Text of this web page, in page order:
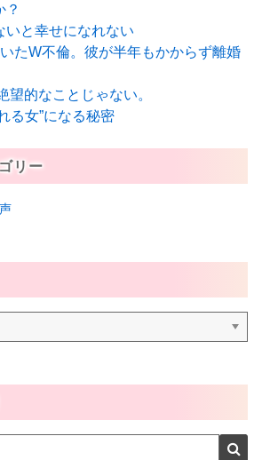
？
いと幸せになれない
いたW不倫。彼が半年もかからず離婚
望的なことじゃない。
る女”になる秘密
リー